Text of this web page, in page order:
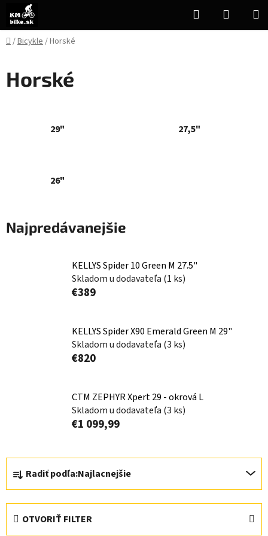
obsah
Hľadať
KOŠÍK
Domov
/Bicykle/Horské
Horské
29" 27,5"
26"
Najpredávanejšie
KELLYS Spider 10 Green M 27.5"
Skladom u dodavateľa (1 ks)
€389
KELLYS Spider X90 Emerald Green M 29"
Skladom u dodavateľa (3 ks)
€820
CTM ZEPHYR Xpert 29 - okrová L
Skladom u dodavateľa (3 ks)
€1 099,99
R
a
d
Radiť podľa:Najlacnejšie
OTVORIŤ FILTER